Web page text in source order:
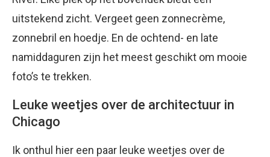
uitstekend zicht. Vergeet geen zonnecrème,
zonnebril en hoedje. En de ochtend- en late
namiddaguren zijn het meest geschikt om mooie
foto’s te trekken.
Leuke weetjes over de architectuur in
Chicago
Ik onthul hier een paar leuke weetjes over de